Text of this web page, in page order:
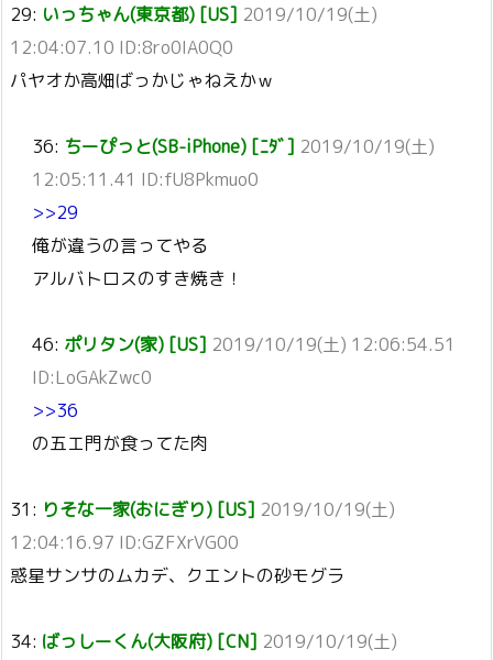
29: いっちゃん(東京都) [US] 2019/10/19(土)
12:04:07.10 ID:8ro0IA0Q0
パヤオか高畑ばっかじゃねえかｗ
36: ちーぴっと(SB-iPhone) [ﾆﾀﾞ] 2019/10/19(土)
12:05:11.41 ID:fU8Pkmuo0
>>29
俺が違うの言ってやる
アルバトロスのすき焼き！
46: ポリタン(家) [US] 2019/10/19(土) 12:06:54.51
ID:LoGAkZwc0
>>36
の五エ門が食ってた肉
31: りそな一家(おにぎり) [US] 2019/10/19(土)
12:04:16.97 ID:GZFXrVG00
惑星サンサのムカデ、クエントの砂モグラ
34: ばっしーくん(大阪府) [CN] 2019/10/19(土)